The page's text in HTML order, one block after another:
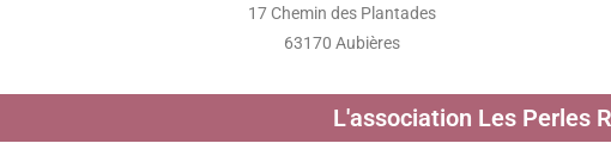
17 Chemin des Plantades
63170 Aubières
L'association Les Perles